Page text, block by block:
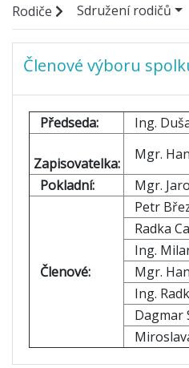
Rodiče Sdružení rodičů
Členové výboru
Předseda: Ing.
Zapisovatelka:
Mgr.
Pokladní:
Mgr.
Členové:
Petr
Radka
Ing.
Mgr.
Ing.
Dagmar